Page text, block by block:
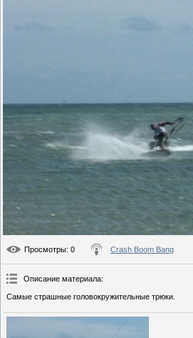
Просмотры: 0 Crash Boom Bang
Описание материала:
Самые страшные головокружительные трюки.